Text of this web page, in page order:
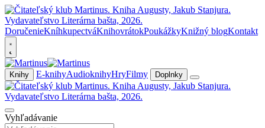
DoručenieKníhkupectváKnihovrátokPoukážkyKnižný blogKontakt
Knihy E-knihyAudioknihyHryFilmy Doplnky
Vyhľadávanie